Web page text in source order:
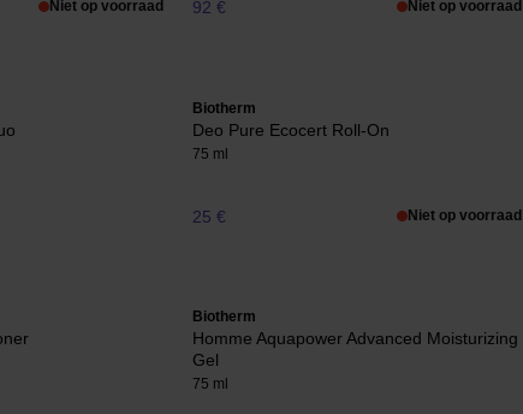
Niet op voorraad 92 € Niet op voorraad
Biotherm
Deo Pure Ecocert Roll-On
75 ml
25 € Niet op voorraad
Biotherm
Homme Aquapower Advanced Moisturizing
Gel
75 ml